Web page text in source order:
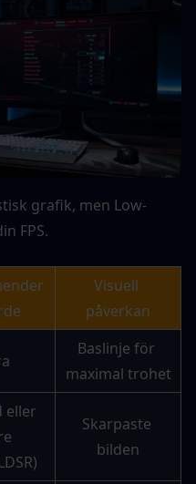
grafik, men Low-
FPS.
Visuell
påverkan
Baslinje för
maximal trohet
eller
Skarpaste
bilden